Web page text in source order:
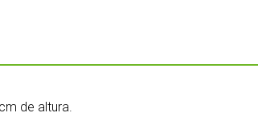
de altura.